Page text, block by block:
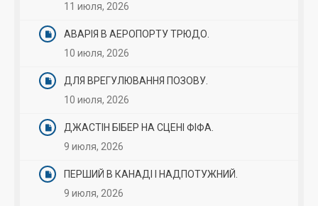
11 июля, 2026
АВАРІЯ В АЕРОПОРТУ ТРЮДО.
10 июля, 2026
ДЛЯ ВРЕГУЛЮВАННЯ ПОЗОВУ.
10 июля, 2026
ДЖАСТІН БІБЕР НА СЦЕНІ ФІФА.
9 июля, 2026
ПЕРШИЙ В КАНАДІ І НАДПОТУЖНИЙ.
9 июля, 2026